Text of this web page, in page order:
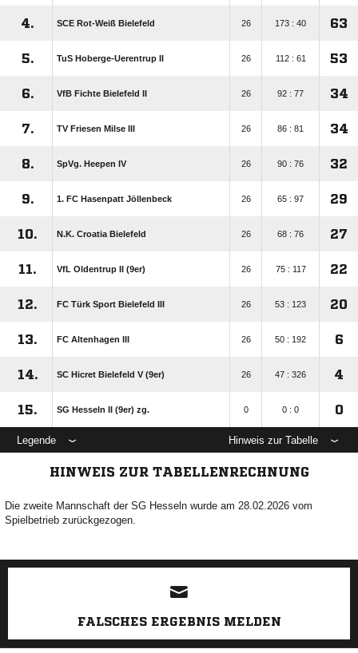
4. SCE Rot-Weiß Bielefeld 26 173 : 40 63
5. TuS Hoberge-Uerentrup II 26 112 : 61 53
6. VfB Fichte Bielefeld II 26 92 : 77 34
7. TV Friesen Milse III 26 86 : 81 34
8. SpVg. Heepen IV 26 90 : 76 32
9. 1. FC Hasenpatt Jöllenbeck 26 65 : 97 29
10. N.K. Croatia Bielefeld 26 68 : 76 27
11. VfL Oldentrup II (9er) 26 75 : 117 22
12. FC Türk Sport Bielefeld III 26 53 : 123 20
13. FC Altenhagen III 26 50 : 192 6
14. SC Hicret Bielefeld V (9er) 26 47 : 326 4
15. SG Hesseln II (9er) zg. 0 0 : 0 0
Legende Hinweis zur Tabelle
HINWEIS ZUR TABELLENRECHNUNG
Die zweite Mannschaft der SG Hesseln wurde am 28.02.2026 vom
Spielbetrieb zurückgezogen.
ANZEIGE
FALSCHES ERGEBNIS MELDEN